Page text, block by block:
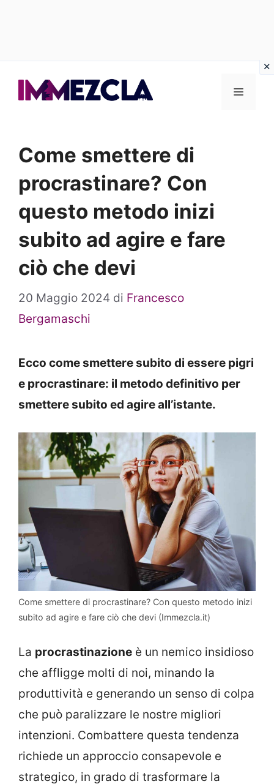
Menu
Come smettere di
procrastinare? Con
questo metodo inizi
subito ad agire e fare
ciò che devi
20 Maggio 2024 di Francesco
Bergamaschi
Ecco come smettere subito di essere pigri
e procrastinare: il metodo definitivo per
smettere subito ed agire all’istante.
Come smettere di procrastinare? Con questo metodo inizi
subito ad agire e fare ciò che devi (Immezcla.it)
La procrastinazione è un nemico insidioso
che affligge molti di noi, minando la
produttività e generando un senso di colpa
che può paralizzare le nostre migliori
intenzioni. Combattere questa tendenza
richiede un approccio consapevole e
strategico, in grado di trasformare la